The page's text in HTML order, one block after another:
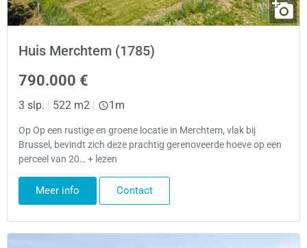
Huis Merchtem (1785)
790.000 €
3 slp. | 522 m2 | 1m
Op Op een rustige en groene locatie in Merchtem, vlak bij
Brussel, bevindt zich deze prachtig gerenoveerde hoeve op een
perceel van 20… + lezen
Meer info Contact